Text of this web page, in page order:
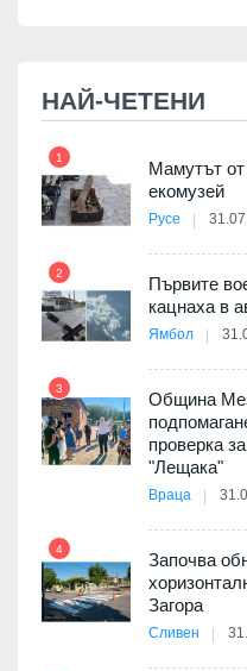
НАЙ-ЧЕТЕНИ
1
Мамутът
екомузей
Русе
2
Първите
кацнаха в
Ямбол
3
Община
проверка
"Лещака"
Враца
4
Започва
Загора
Сливен